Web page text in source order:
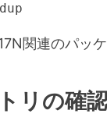
関連のパッ
リの確